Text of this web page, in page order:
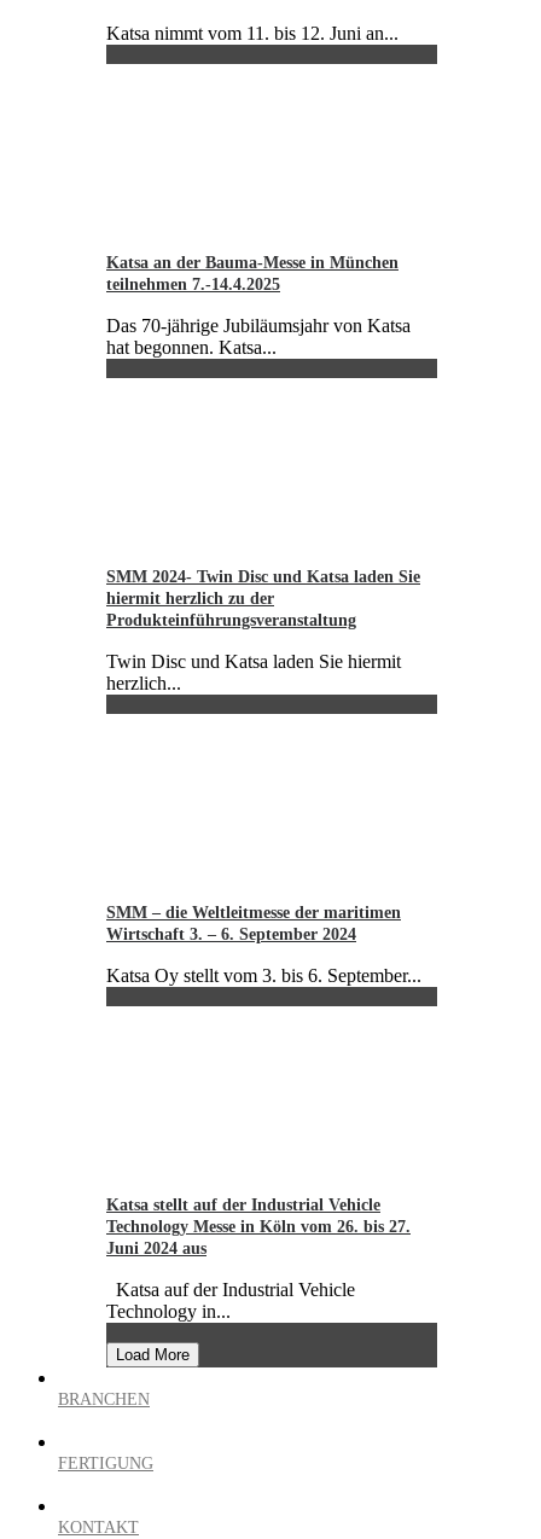
Katsa nimmt vom 11. bis 12. Juni an...
Katsa an der Bauma-Messe in München
teilnehmen 7.-14.4.2025
Das 70-jährige Jubiläumsjahr von Katsa
hat begonnen. Katsa...
SMM 2024- Twin Disc und Katsa laden Sie
hiermit herzlich zu der
Produkteinführungsveranstaltung
Twin Disc und Katsa laden Sie hiermit
herzlich...
SMM – die Weltleitmesse der maritimen
Wirtschaft 3. – 6. September 2024
Katsa Oy stellt vom 3. bis 6. September...
Katsa stellt auf der Industrial Vehicle
Technology Messe in Köln vom 26. bis 27.
Juni 2024 aus
Katsa auf der Industrial Vehicle
Technology in...
Load More
BRANCHEN
FERTIGUNG
KONTAKT